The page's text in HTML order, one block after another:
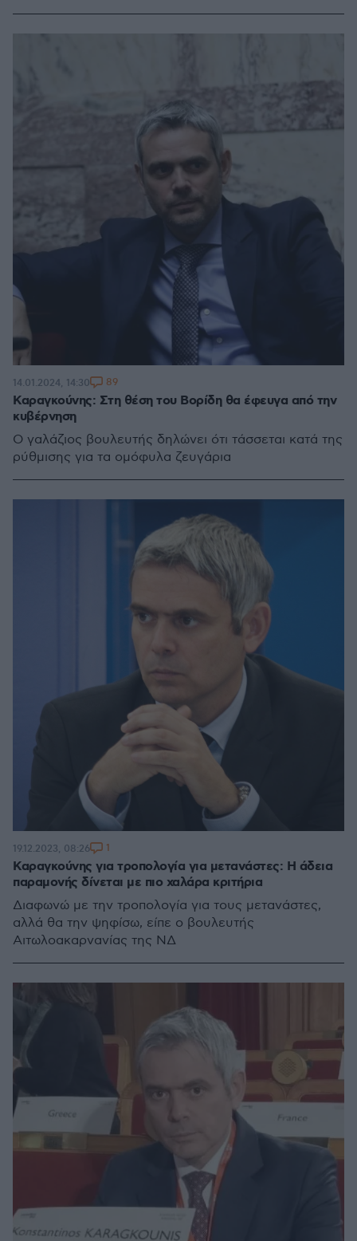
Καραγκούνης: Στη θέση του Βορίδη θα έφευγα από την
κυβέρνηση
Ο γαλάζιος βουλευτής δηλώνει ότι τάσσεται κατά της
ρύθμισης για τα ομόφυλα ζευγάρια
14.01.2024, 14:30 89
Καραγκούνης για τροπολογία για μετανάστες: Η άδεια
παραμονής δίνεται με πιο χαλάρα κριτήρια
Διαφωνώ με την τροπολογία για τους μετανάστες,
αλλά θα την ψηφίσω, είπε ο βουλευτής
Αιτωλοακαρνανίας της ΝΔ
19.12.2023, 08:26 1